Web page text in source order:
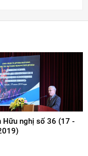
Hữu nghị số 36 (17 -